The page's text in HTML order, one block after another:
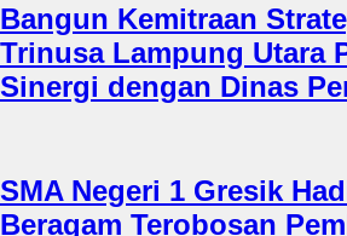
Bangun Kemitraan
Trinusa Lampung Utara
Sinergi dengan Dinas
SMA Negeri 1 Gresik
Beragam Terobosan